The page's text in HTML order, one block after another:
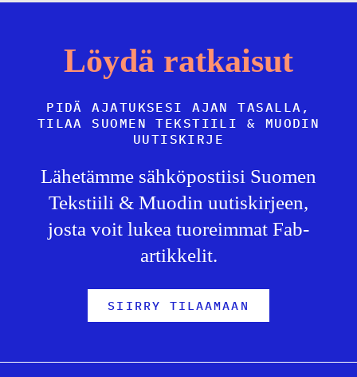
Löydä ratkaisut
PIDÄ AJATUKSESI AJAN TASALLA,
TILAA SUOMEN TEKSTIILI & MUODIN
UUTISKIRJE
Lähetämme sähköpostiisi Suomen
Tekstiili & Muodin uutiskirjeen,
josta voit lukea tuoreimmat Fab-
artikkelit.
SIIRRY TILAAMAAN